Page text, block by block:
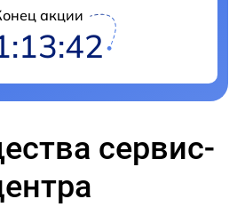
акции
сервис-